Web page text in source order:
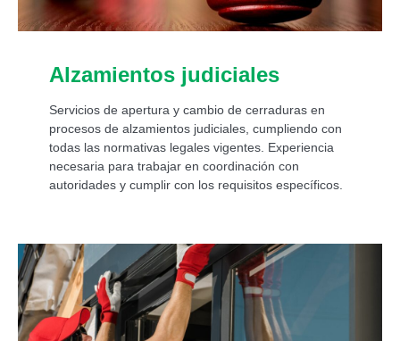
Alzamientos judiciales
Servicios de apertura y cambio de cerraduras en
procesos de alzamientos judiciales, cumpliendo con
todas las normativas legales vigentes. Experiencia
necesaria para trabajar en coordinación con
autoridades y cumplir con los requisitos específicos.